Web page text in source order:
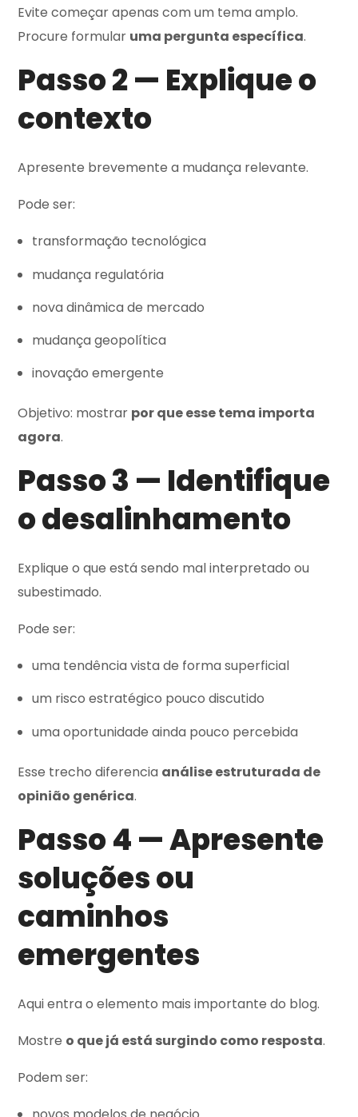
Evite começar apenas com um tema amplo.
Procure formular uma pergunta específica.
Passo 2 — Explique o
contexto
Apresente brevemente a mudança relevante.
Pode ser:
transformação tecnológica
mudança regulatória
nova dinâmica de mercado
mudança geopolítica
inovação emergente
Objetivo: mostrar por que esse tema importa
agora.
Passo 3 — Identifique
o desalinhamento
Explique o que está sendo mal interpretado ou
subestimado.
Pode ser:
uma tendência vista de forma superficial
um risco estratégico pouco discutido
uma oportunidade ainda pouco percebida
Esse trecho diferencia análise estruturada de
opinião genérica.
Passo 4 — Apresente
soluções ou
caminhos
emergentes
Aqui entra o elemento mais importante do blog.
Mostre o que já está surgindo como resposta.
Podem ser: